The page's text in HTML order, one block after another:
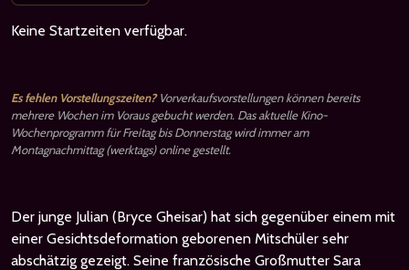
Keine Startzeiten verfügbar.
Es fehlen Vorstellungszeiten?Vorverkaufsvorstellungen können bereits
mehrere Wochen im Voraus gebucht werden. Das aktuelle Kino-
Wochenprogramm für Freitag bis Donnerstag wird immer am
Montagnachmittag (werktags) online gestellt.
Der junge Julian (Bryce Gheisar) hat sich gegenüber einem mit
einer Gesichtsdeformation geborenen Mitschüler sehr
abschätzig gezeigt. Seine französische Großmutter Sara